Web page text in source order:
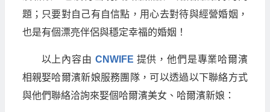
題；只要對自己有自信點，用心去對待與經營婚姻，
也是有個漂亮伴侶與穩定幸福的婚姻！
以上內容由 CNWIFE 提供，他們是專業哈爾濱
相親娶哈爾濱新娘服務團隊，可以透過以下聯絡方式
與他們聯絡洽詢來娶個哈爾濱美女、哈爾濱新娘：